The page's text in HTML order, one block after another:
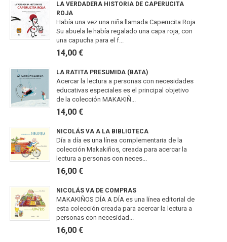
LA VERDADERA HISTORIA DE CAPERUCITA
ROJA
Había una vez una niña llamada Caperucita Roja.
Su abuela le había regalado una capa roja, con
una capucha para el f...
14,00 €
LA RATITA PRESUMIDA (BATA)
Acercar la lectura a personas con necesidades
educativas especiales es el principal objetivo
de la colección MAKAKIÑ...
14,00 €
NICOLÁS VA A LA BIBLIOTECA
Día a día es una línea complementaria de la
colección Makakiños, creada para acercar la
lectura a personas con neces...
16,00 €
NICOLÁS VA DE COMPRAS
MAKAKIÑOS DÍA A DÍA es una línea editorial de
esta colección creada para acercar la lectura a
personas con necesidad...
16,00 €